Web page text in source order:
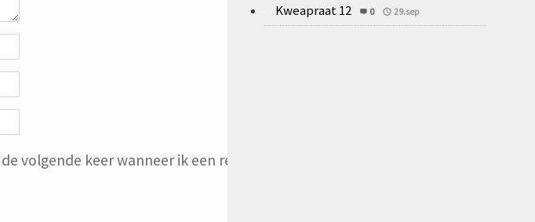
volgende keer wanneer ik een reactie plaats.
Kweapraat 12 0 29.sep